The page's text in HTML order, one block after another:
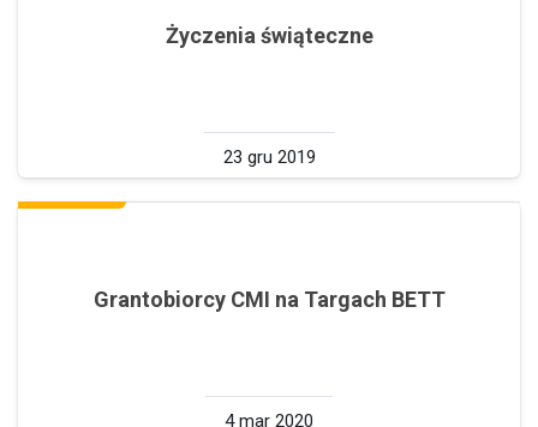
Życzenia świąteczne
23 gru 2019
Grantobiorcy CMI na Targach BETT
4 mar 2020